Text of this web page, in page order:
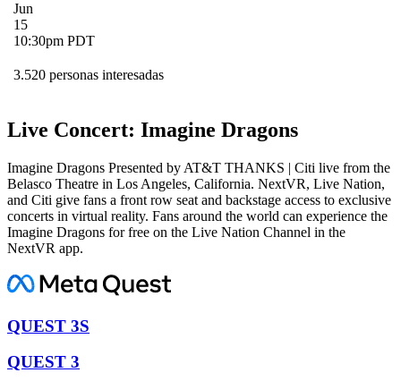
Jun
15
10:30pm PDT
3.520 personas interesadas
Live Concert: Imagine Dragons
Imagine Dragons Presented by AT&T THANKS | Citi live from the
Belasco Theatre in Los Angeles, California. NextVR, Live Nation,
and Citi give fans a front row seat and backstage access to exclusive
concerts in virtual reality. Fans around the world can experience the
Imagine Dragons for free on the Live Nation Channel in the
NextVR app.
QUEST 3S
QUEST 3